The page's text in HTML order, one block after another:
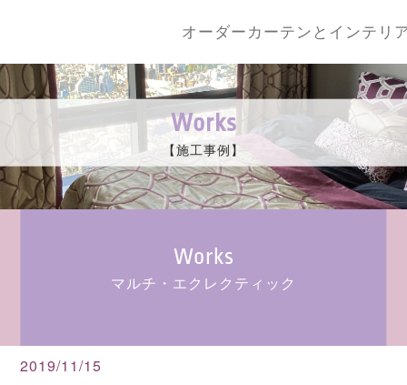
オーダーカーテンとインテリ
Works
【施工事例】
Works
マルチ・エクレクティック
2019/11/15